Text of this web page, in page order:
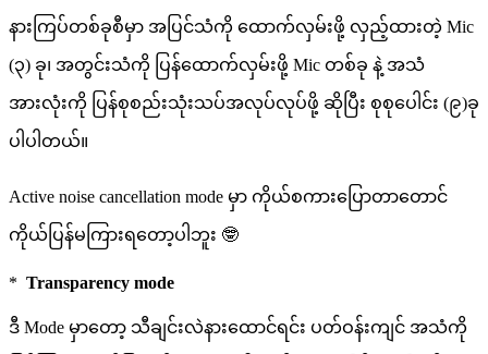
နားကြပ်တစ်ခုစီမှာ အပြင်သံကို ထောက်လှမ်းဖို့ လှည့်ထားတဲ့ Mic
(၃) ခု၊ အတွင်းသံကို ပြန်ထောက်လှမ်းဖို့ Mic တစ်ခု နဲ့ အသံ
အားလုံးကို ပြန်စုစည်းသုံးသပ်အလုပ်လုပ်ဖို့ ဆိုပြီး စုစုပေါင်း (၉)ခု
ပါပါတယ်။
Active noise cancellation mode မှာ ကိုယ်စကားပြောတာတောင်
ကိုယ်ပြန်မကြားရတော့ပါဘူး 🤓
* Transparency mode
ဒီ Mode မှာတော့ သီချင်းလဲနားထောင်ရင်း ပတ်ဝန်းကျင် အသံကို